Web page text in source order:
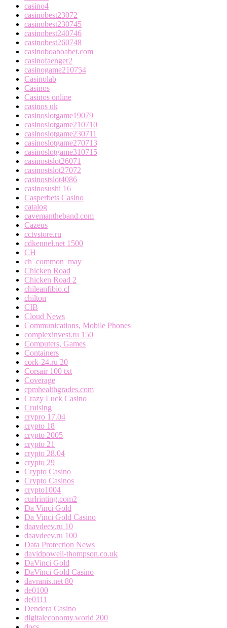
casino4
casinobest23072
casinobest230745
casinobest240746
casinobest260748
casinoboaboabet.com
casinofaenger2
casinogame210754
Casinolab
Casinos
Casinos online
casinos uk
casinoslotgame19079
casinoslotgame210710
casinoslotgame230711
casinoslotgame270713
casinoslotgame310715
casinostslot26071
casinostslot27072
casinostslot4086
casinosushi 16
Casperbets Casino
catalog
cavemantheband.com
Cazeus
cctvstore.ru
cdkennel.net 1500
CH
ch_common_may
Chicken Road
Chicken Road 2
chileanfibio.cl
chilton
CIB
Cloud News
Communications, Mobile Phones
complexinvest.ru 150
Computers, Games
Containers
cork-24.ru 20
Corsair 100 txt
Coverage
cpmhealthgrades.com
Crazy Luck Casino
Cruising
crypro 17.04
crypto 18
crypto 2005
crypto 21
crypto 28.04
crypto 29
Crypto Casino
Crypto Casinos
crypto1004
curlrinting.com2
Da Vinci Gold
Da Vinci Gold Casino
daavdeev.ru 10
daavdeev.ru 100
Data Protection News
davidpowell-thompson.co.uk
DaVinci Gold
DaVinci Gold Casino
davranis.net 80
de0100
de0111
Dendera Casino
digitaleconomy.world 200